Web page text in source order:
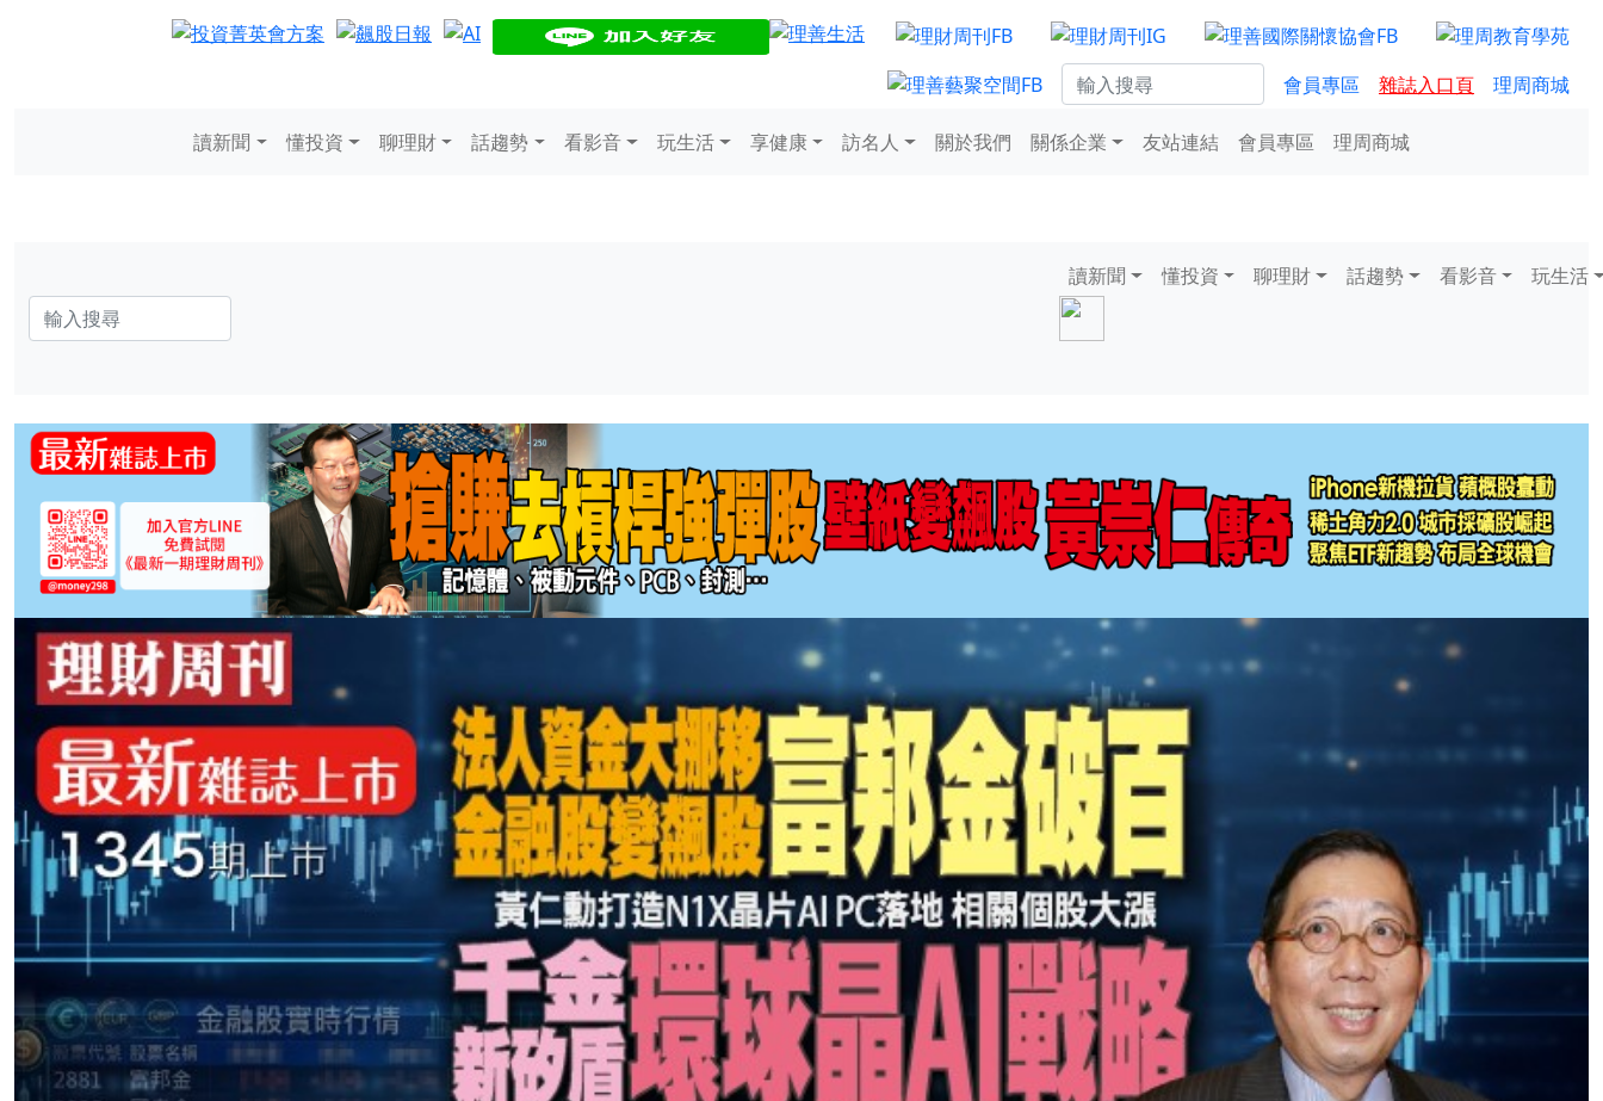
會員專區 雜誌入口頁 理周商城
讀新聞 懂投資 聊理財 話趨勢 看影音 玩生活 享健康 訪名人 關於我們 關係企業 友站連結 會員專區 理周商城
讀新聞 懂投資 聊理財 話趨勢 看影音 玩生活